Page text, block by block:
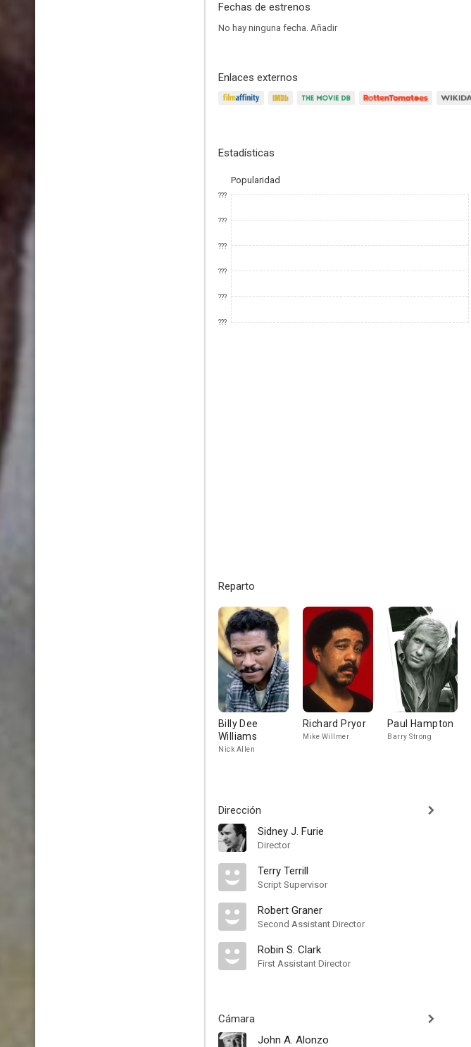
Fechas de estrenos
No hay ninguna fecha. Añadir
Enlaces externos
Estadísticas
Popularidad
???
???
???
???
???
???
Reparto
Billy Dee
Williams
Nick Allen
Richard Pryor
Mike Willmer
Paul Hampton
Barry Strong
Dirección
Sidney J. Furie
Director
Terry Terrill
Script Supervisor
Robert Graner
Second Assistant Director
Robin S. Clark
First Assistant Director
Cámara
John A. Alonzo